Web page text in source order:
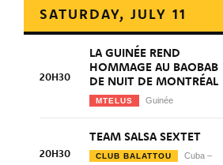
SATURDAY, JULY 11
20H30
LA GUINÉE REND
HOMMAGE AU BAOBAB
DE NUIT DE MONTRÉAL
MTELUS Guinée
20H30
TEAM SALSA SEXTET
CLUB BALATTOU
Cuba –